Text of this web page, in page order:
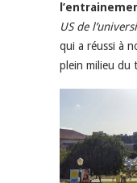
US de
qui a réussi à
plein milieu du